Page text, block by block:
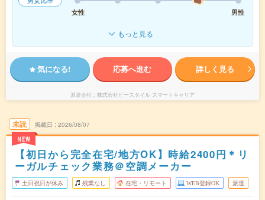
女性
男性
もっと見る
気になる! 応募へ進む 詳しく見る
派遣会社 株式会社ビースタイル スマートキャリア
未読
NEW
掲載日 2026/08/07
【初日から完全在宅/地方OK】時給2400円＊リ
ーガルチェック業務＠空調メーカー
土日祝日が休み 残業なし 在宅・リモート WEB登録OK 派遣